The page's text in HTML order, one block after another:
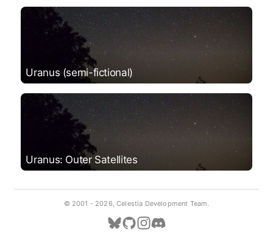
Uranus (semi-fictional)
Uranus: Outer Satellites
© 2001 - 2026, Celestia Development Team.